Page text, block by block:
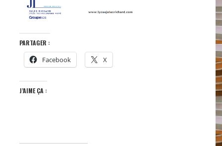
PARTAGER :
Facebook X
J’AIME ÇA :